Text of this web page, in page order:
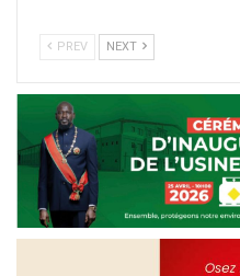
PREV NEXT